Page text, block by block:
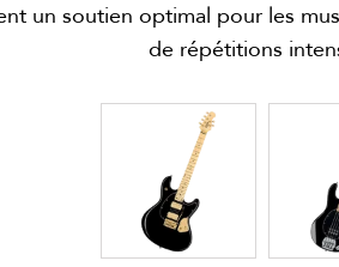
un soutien optimal pour les
de répétitions